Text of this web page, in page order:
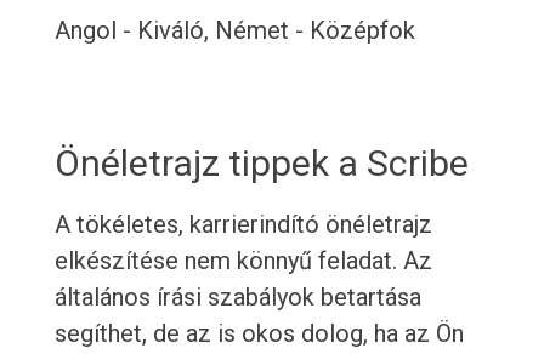
Angol - Kiváló, Német - Középfok
Önéletrajz tippek a Scribe
A tökéletes, karrierindító önéletrajz
elkészítése nem könnyű feladat. Az
általános írási szabályok betartása
segíthet, de az is okos dolog, ha az Ön